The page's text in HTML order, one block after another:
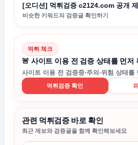
[오디션] 먹튀검증 c2124.com 공개
비슷한 키워드의 검증글 확인하기
먹튀 체크
🚨 사이트 이용 전 검증 상태를 먼저
사이트 이용 전 검증중·주의·위험 상태를
먹튀검증 확인
관련 먹튀검증 바로 확인
최근 제보와 검증글을 함께 확인해보세요